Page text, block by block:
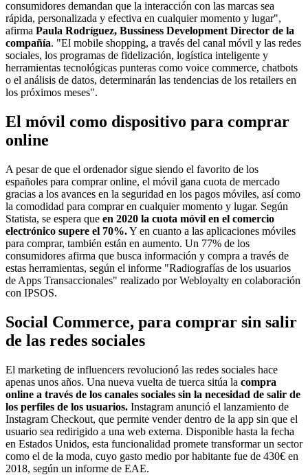
consumidores demandan que la interacción con las marcas sea
rápida, personalizada y efectiva en cualquier momento y lugar",
afirma Paula Rodríguez, Bussiness Development Director de la
compañía. "El mobile shopping, a través del canal móvil y las redes
sociales, los programas de fidelización, logística inteligente y
herramientas tecnológicas punteras como voice commerce, chatbots
o el análisis de datos, determinarán las tendencias de los retailers en
los próximos meses".
El móvil como dispositivo para comprar
online
A pesar de que el ordenador sigue siendo el favorito de los
españoles para comprar online, el móvil gana cuota de mercado
gracias a los avances en la seguridad en los pagos móviles, así como
la comodidad para comprar en cualquier momento y lugar. Según
Statista, se espera que en 2020 la cuota móvil en el comercio
electrónico supere el 70%.Y en cuanto a las aplicaciones móviles
para comprar, también están en aumento. Un 77% de los
consumidores afirma que busca información y compra a través de
estas herramientas, según el informe "Radiografías de los usuarios
de Apps Transaccionales" realizado por Webloyalty en colaboración
con IPSOS.
Social Commerce, para comprar sin salir
de las redes sociales
El marketing de influencers revolucionó las redes sociales hace
apenas unos años. Una nueva vuelta de tuerca sitúa la compra
online a través de los canales sociales sin la necesidad de salir de
los perfiles de los usuarios. Instagram anunció el lanzamiento de
Instagram Checkout, que permite vender dentro de la app sin que el
usuario sea redirigido a una web externa. Disponible hasta la fecha
en Estados Unidos, esta funcionalidad promete transformar un sector
como el de la moda, cuyo gasto medio por habitante fue de 430€ en
2018, según un informe de EAE.